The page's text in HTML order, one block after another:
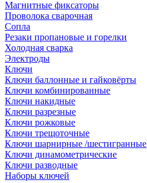
Магнитные фиксаторы
Проволока сварочная
Сопла
Резаки пропановые и горелки
Холодная сварка
Электроды
Ключи
Ключи баллонные и гайковёрты
Ключи комбинированные
Ключи накидные
Ключи разрезные
Ключи рожковые
Ключи трещоточные
Ключи шарнирные /шестигранные
Ключи динамометрические
Ключи разводные
Наборы ключей